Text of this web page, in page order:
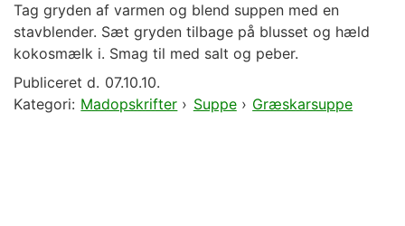
Tag gryden af varmen og blend suppen med en
stavblender. Sæt gryden tilbage på blusset og hæld
kokosmælk i. Smag til med salt og peber.
Publiceret d. 07.10.10.
Kategori: Madopskrifter › Suppe› Græskarsuppe